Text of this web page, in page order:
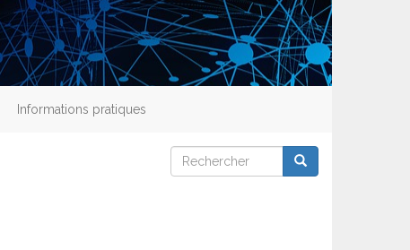
Informations pratiques
Rechercher
Rechercher Rechercher